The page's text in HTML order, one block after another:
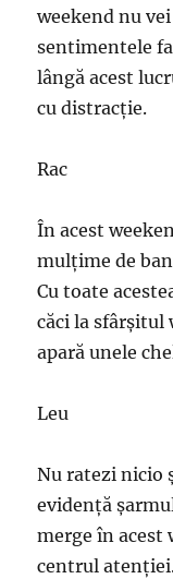
weekend nu
sentimentele
lângă acest
cu distracție.
Rac
În acest
mulțime de
Cu toate
căci la sfârșitul
apară unele
Leu
Nu ratezi nicio
evidență
merge în acest
centrul